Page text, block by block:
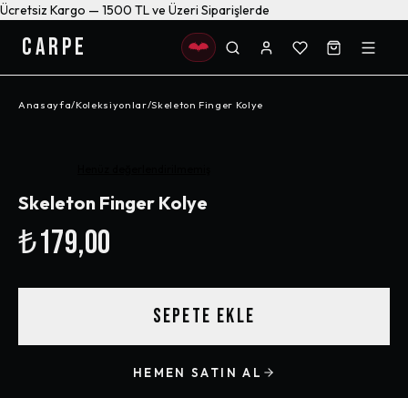
Ücretsiz Kargo — 1500 TL ve Üzeri Siparişlerde
CARPE
Anasayfa/Koleksiyonlar/Skeleton Finger Kolye
Skeleton Finger Kolye
₺179,00
SEPETE EKLE
HEMEN SATIN AL